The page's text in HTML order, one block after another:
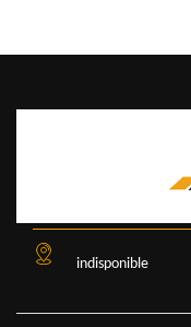
indisponible